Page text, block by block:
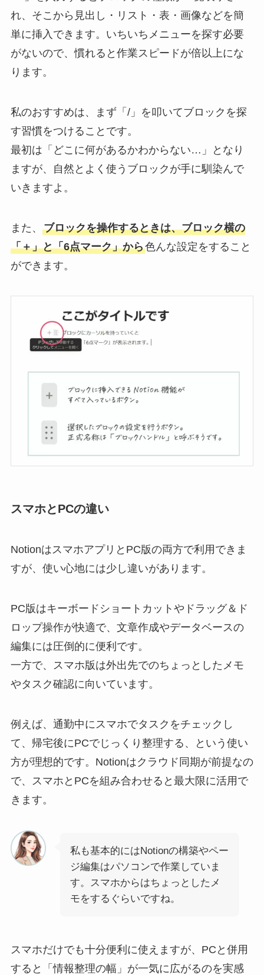
れ、そこから見出し・リスト・表・画像などを簡
単に挿入できます。いちいちメニューを探す必要
がないので、慣れると作業スピードが倍以上にな
ります。
私のおすすめは、まず「/」を叩いてブロックを探
す習慣をつけることです。
最初は「どこに何があるかわからない…」となり
ますが、自然とよく使うブロックが手に馴染んで
いきますよ。
また、 ブロックを操作するときは、ブロック横の
「＋」と「6点マーク」から色んな設定をすること
ができます。
スマホとPCの違い
NotionはスマホアプリとPC版の両方で利用できま
すが、使い心地には少し違いがあります。
PC版はキーボードショートカットやドラッグ＆ド
ロップ操作が快適で、文章作成やデータベースの
編集には圧倒的に便利です。
一方で、スマホ版は外出先でのちょっとしたメモ
やタスク確認に向いています。
例えば、通勤中にスマホでタスクをチェックし
て、帰宅後にPCでじっくり整理する、という使い
方が理想的です。Notionはクラウド同期が前提なの
で、スマホとPCを組み合わせると最大限に活用で
きます。
私も基本的にはNotionの構築やペー
ジ編集はパソコンで作業していま
す。スマホからはちょっとしたメ
モをするぐらいですね。
スマホだけでも十分便利に使えますが、PCと併用
すると「情報整理の幅」が一気に広がるのを実感